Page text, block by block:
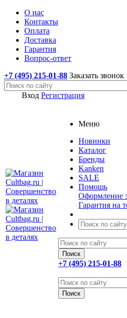
О нас
Контакты
Оплата
Доставка
Гарантия
Вопрос-ответ
+7 (495) 215-01-88 Заказать звонок
Вход Регистрация
Меню
Новинки
Каталог
Бренды
Kanken
SALE
Помощь
Оформление
Гарантия на
+7 (495) 215-01-88